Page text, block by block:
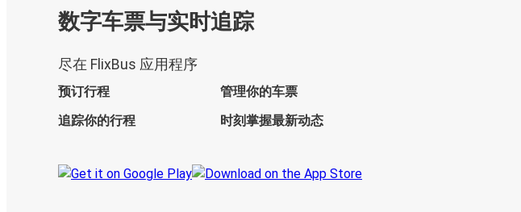
数字车票与实时追踪
尽在 FlixBus 应用程序
预订行程
管理你的车票
追踪你的行程
时刻掌握最新动态